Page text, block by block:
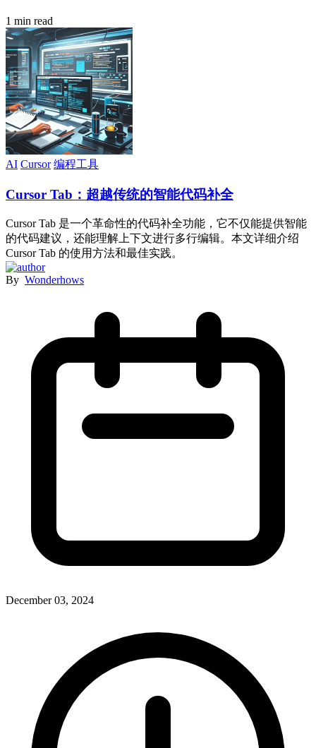
1 min read
AI Cursor 编程工具
Cursor Tab：超越传统的智能代码补全
Cursor Tab 是一个革命性的代码补全功能，它不仅能提供智能
的代码建议，还能理解上下文进行多行编辑。本文详细介绍
Cursor Tab 的使用方法和最佳实践。
By Wonderhows
December 03, 2024